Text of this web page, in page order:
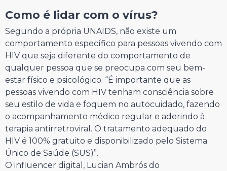
Como é lidar com o vírus?
Segundo a própria UNAIDS, não existe um
comportamento específico para pessoas vivendo com
HIV que seja diferente do comportamento de
qualquer pessoa que se preocupa com seu bem-
estar físico e psicológico. “É importante que as
pessoas vivendo com HIV tenham consciência sobre
seu estilo de vida e foquem no autocuidado, fazendo
o acompanhamento médico regular e aderindo à
terapia antirretroviral. O tratamento adequado do
HIV é 100% gratuito e disponibilizado pelo Sistema
Único de Saúde (SUS)”.
O influencer digital, Lucian Ambrós do